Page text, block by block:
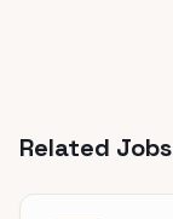
Related Jobs